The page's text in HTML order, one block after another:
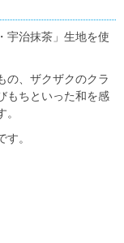
宇治抹茶」生地を使
の、ザクザクのクラ
もちといった和を感
。